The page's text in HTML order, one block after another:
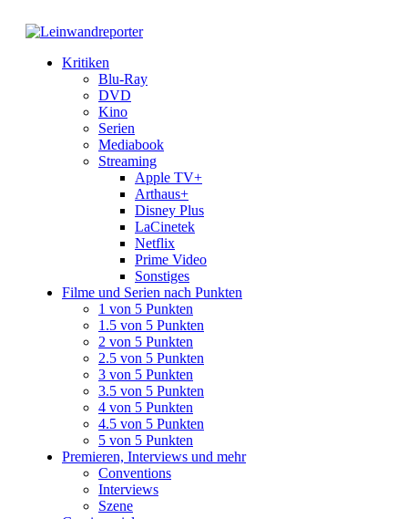
Kritiken
Blu-Ray
DVD
Kino
Serien
Mediabook
Streaming
Apple TV+
Arthaus+
Disney Plus
LaCinetek
Netflix
Prime Video
Sonstiges
Filme und Serien nach Punkten
1 von 5 Punkten
1.5 von 5 Punkten
2 von 5 Punkten
2.5 von 5 Punkten
3 von 5 Punkten
3.5 von 5 Punkten
4 von 5 Punkten
4.5 von 5 Punkten
5 von 5 Punkten
Premieren, Interviews und mehr
Conventions
Interviews
Szene